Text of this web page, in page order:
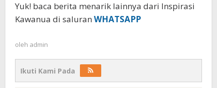
Yuk! baca berita menarik lainnya dari Inspirasi
Kawanua di saluran WHATSAPP
oleh admin
Ikuti Kami Pada